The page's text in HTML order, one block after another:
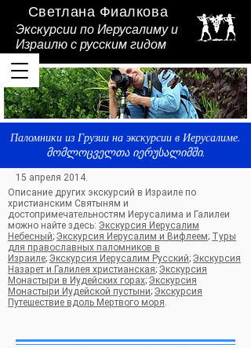
Светлана Фиалкова
Экскурсии по Иерусалиму и
Израилю с русским гидом
Паломники из Грузии на экскурсии в Иерусалиме.
მომლოცველთა იერუსალიმში.
15 апреля 2014.
Описание других экскурсий в Израиле по
христианским Святыням и
достопримечательностям Иерусалима и Галилеи
можно найте здесь: Экскурсия Иерусалим
Небесный; Экскурсия Иерусалим и Вифлеем; Туры
для православных паломников в
Израиле; Экскурсия Иерусалим Русский; Экскурсия
Назарет и Галилея христианская; Экскурсия
Монастыри в Иудейских горах; Экскурсия
Монастыри Иудейской пустыни; Экскурсия
Путешествие вдоль Мертвого моря.